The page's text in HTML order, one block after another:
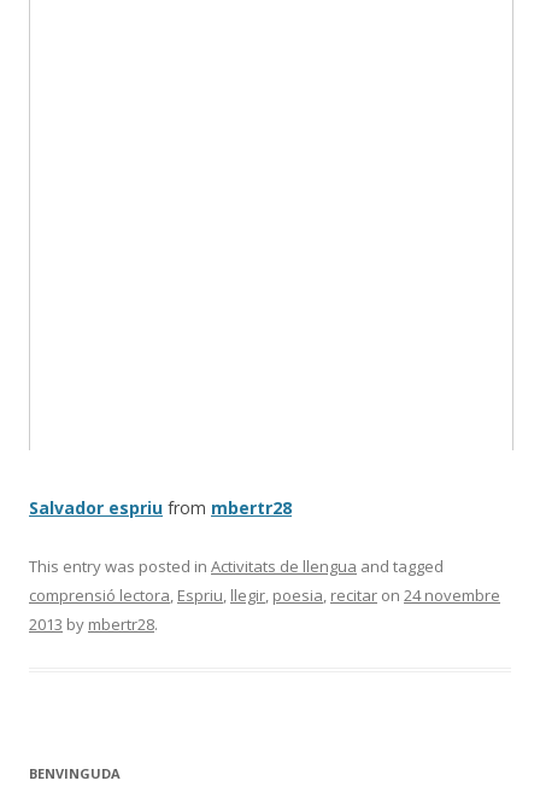
Salvador espriu from mbertr28
This entry was posted in Activitats de llengua and tagged
comprensió lectora, Espriu, llegir, poesia, recitar on 24 novembre
2013 by mbertr28.
BENVINGUDA